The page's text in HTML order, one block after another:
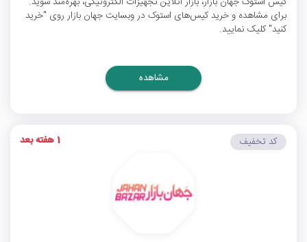
برای مشاهده و خرید کیس‌های استوک در وبسایت جهان بازار روی "خرید
کنید" کلیک نمایید.
مشاهده
کد تخفیف 1 هفته بعد